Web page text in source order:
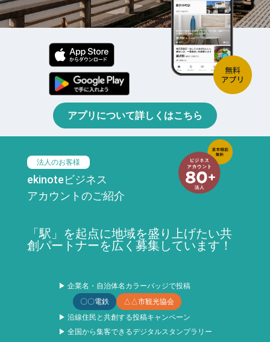
アプリについて詳しくはこちら
法人のお客様
ekinoteビジネス
アカウントのご紹介
「駅」を起点に地域を盛り上げたい共
創パートナーを広く募集しています！
▶ 企業名・自治体名カラーバッジで投稿
〇〇電鉄
△△市観光協会
▶ 沿線住民と共創する投稿キャンペーン
▶ 全国から集客できるデジタルスタンプラリー